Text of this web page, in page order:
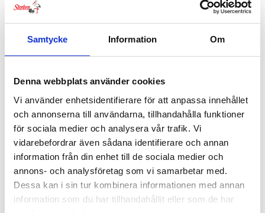
Samtycke Information Om
Denna webbplats använder cookies
Vi använder enhetsidentifierare för att anpassa innehållet
och annonserna till användarna, tillhandahålla funktioner
för sociala medier och analysera vår trafik. Vi
vidarebefordrar även sådana identifierare och annan
information från din enhet till de sociala medier och
annons- och analysföretag som vi samarbetar med.
Dessa kan i sin tur kombinera informationen med annan
information som du har tillhandahållit eller som de har